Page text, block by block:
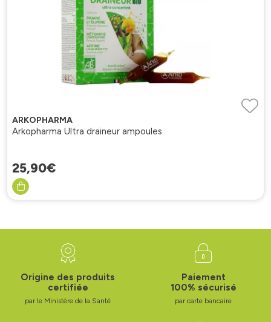
ARKOPHARMA
Arkopharma Ultra draineur ampoules
25,90€
Origine des produits
certifiée
par le Ministère de la Santé
Paiement
100% sécurisé
par carte bancaire